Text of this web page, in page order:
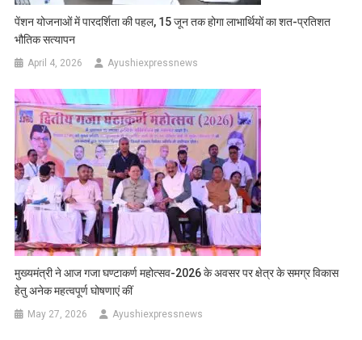
पेंशन योजनाओं में पारदर्शिता की पहल, 15 जून तक होगा लाभार्थियों का शत-प्रतिशत
भौतिक सत्यापन
April 4, 2026 Ayushiexpressnews
मुख्यमंत्री ने आज गजा घण्टाकर्ण महोत्सव-2026 के अवसर पर क्षेत्र के समग्र विकास
हेतु अनेक महत्वपूर्ण घोषणाएं कीं
May 27, 2026 Ayushiexpressnews